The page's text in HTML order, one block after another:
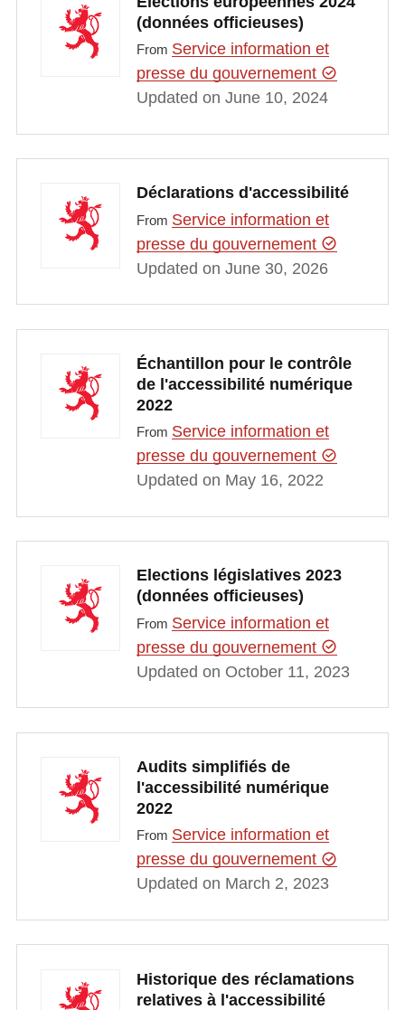
(données officieuses)
From Service information et
presse du gouvernement
Updated on June 10, 2024
Déclarations d'accessibilité
From Service information et
presse du gouvernement
Updated on June 30, 2026
Échantillon pour le contrôle
de l'accessibilité numérique
2022
From Service information et
presse du gouvernement
Updated on May 16, 2022
Elections législatives 2023
(données officieuses)
From Service information et
presse du gouvernement
Updated on October 11, 2023
Audits simplifiés de
l'accessibilité numérique
2022
From Service information et
presse du gouvernement
Updated on March 2, 2023
Historique des réclamations
relatives à l'accessibilité